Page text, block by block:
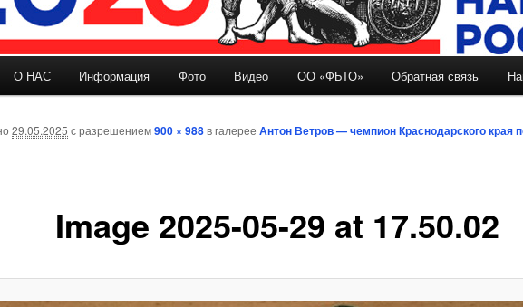
к основному содержимому
О НАС Информация Фото Видео ОО «ФБТО» Обратная связь
Image 2025-05-29 at 17.50.02
29.05.2025 с разрешением900 × 988в галерее Антон Ветров — чемпион Краснодарского края